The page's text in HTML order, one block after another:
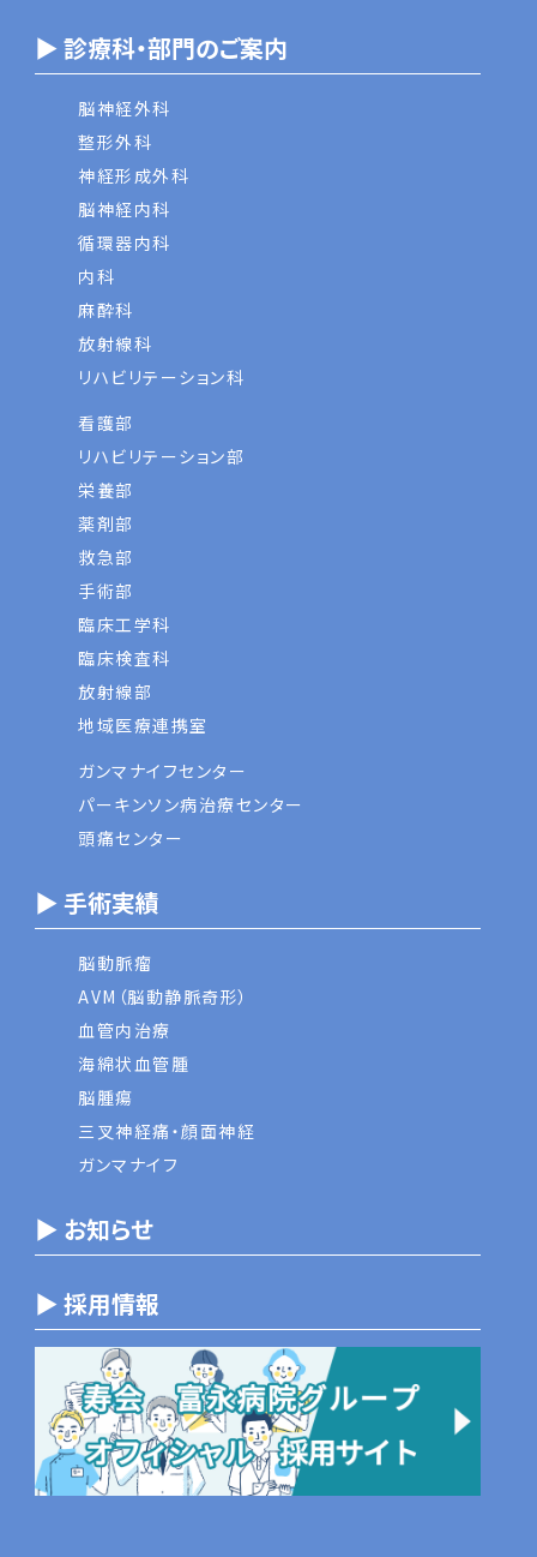
▶ 診療科・部門のご案内
脳神経外科
整形外科
神経形成外科
脳神経内科
循環器内科
内科
麻酔科
放射線科
リハビリテーション科
看護部
リハビリテーション部
栄養部
薬剤部
救急部
手術部
臨床工学科
臨床検査科
放射線部
地域医療連携室
ガンマナイフセンター
パーキンソン病治療センター
頭痛センター
▶ 手術実績
脳動脈瘤
AVM（脳動静脈奇形）
血管内治療
海綿状血管腫
脳腫瘍
三叉神経痛・顔面神経
ガンマナイフ
▶ お知らせ
▶ 採用情報